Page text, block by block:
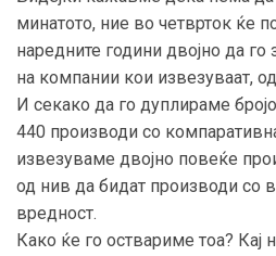
минатото, ние во четврток ќе
наредните години двојно да
на компании кои извезуваат,
И секако да го дуплираме
440 производи со
извезуваме двојно повеќе
од нив да бидат производи со
вредност.
Како ќе го оствариме тоа? Кај